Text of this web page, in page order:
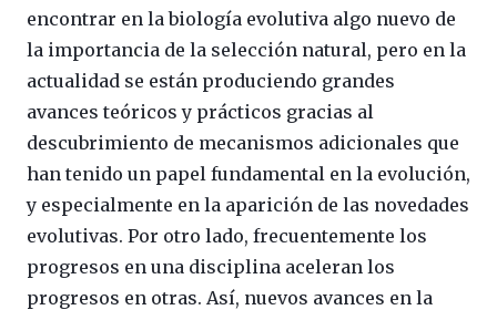
encontrar en la biología evolutiva algo nuevo de
la importancia de la selección natural, pero en la
actualidad se están produciendo grandes
avances teóricos y prácticos gracias al
descubrimiento de mecanismos adicionales que
han tenido un papel fundamental en la evolución,
y especialmente en la aparición de las novedades
evolutivas. Por otro lado, frecuentemente los
progresos en una disciplina aceleran los
progresos en otras. Así, nuevos avances en la